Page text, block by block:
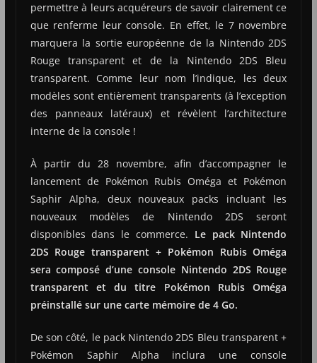
permettre à leurs acquéreurs de savoir clairement ce
que renferme leur console. En effet, le 7 novembre
marquera la sortie européenne de la Nintendo 2DS
Rouge transparent et de la Nintendo 2DS Bleu
transparent. Comme leur nom l’indique, les deux
modèles sont entièrement transparents (à l’exception
des panneaux latéraux) et révèlent l’architecture
interne de la console !
À partir du 28 novembre, afin d’accompagner le
lancement de Pokémon Rubis Oméga et Pokémon
Saphir Alpha, deux nouveaux packs incluant les
nouveaux modèles de Nintendo 2DS seront
disponibles dans le commerce. Le pack Nintendo
2DS Rouge transparent + Pokémon Rubis Oméga
sera composé d’une console Nintendo 2DS Rouge
transparent et du titre Pokémon Rubis Oméga
préinstallé sur une carte mémoire de 4 Go.
De son côté, le pack Nintendo 2DS Bleu transparent +
Pokémon Saphir Alpha inclura une console